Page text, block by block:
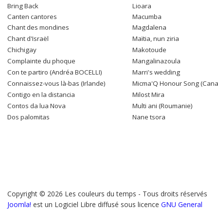
Bring Back
Lioara
Canten cantores
Macumba
Chant des mondines
Magdalena
Chant d'Israël
Maïtia, nun ziria
Chichigay
Makotoude
Complainte du phoque
Mangalinazoula
Con te partiro (Andréa BOCELLI)
Marri's wedding
Connaissez-vous là-bas (Irlande)
Micma'Q Honour Song
Contigo en la distancia
Milost Mira
Contos da lua Nova
Multi ani (Roumanie)
Dos palomitas
Nane tsora
Copyright © 2026 Les couleurs du temps - Tous droits réservés
Joomla! est un Logiciel Libre diffusé sous licence GNU General